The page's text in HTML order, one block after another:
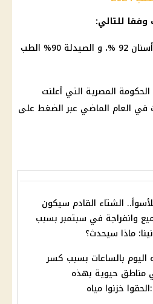
وفقا للتالي:
أسنان
92 %، و الصيدلة 90% الطب
الحكومة المصرية التي أعلنت
في العام الماضي عبرالضغط على
الشتاء القادم سيكون
وانفراجة في سبتمبر بسبب
ماذا سيحدث؟
اليوم بالساعات بسبب كسر
حيوية بهذه
خزنوا مياه